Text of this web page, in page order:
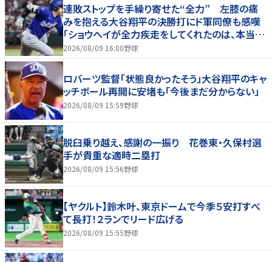
連敗ストップを手繰り寄せた“全力” 左膝の痛
みを抱える大谷翔平の決勝打にド軍同僚も感嘆
「ショウヘイが全力疾走をしてくれたのは、本当に
大きかった」
2026/08/09 16:00野球
ロバーツ監督「状態良かったそう」大谷翔平のキャ
ッチボール再開に安堵も「今後まだ分からない」
2026/08/09 15:59野球
脱臼乗り越え、感謝の一振り 花巻東・久保村選
手が貴重な適時二塁打
2026/08/09 15:56野球
【ヤクルト】鈴木叶、東京ドームで今季５安打すべ
て長打！２ランでリード広げる
2026/08/09 15:55野球